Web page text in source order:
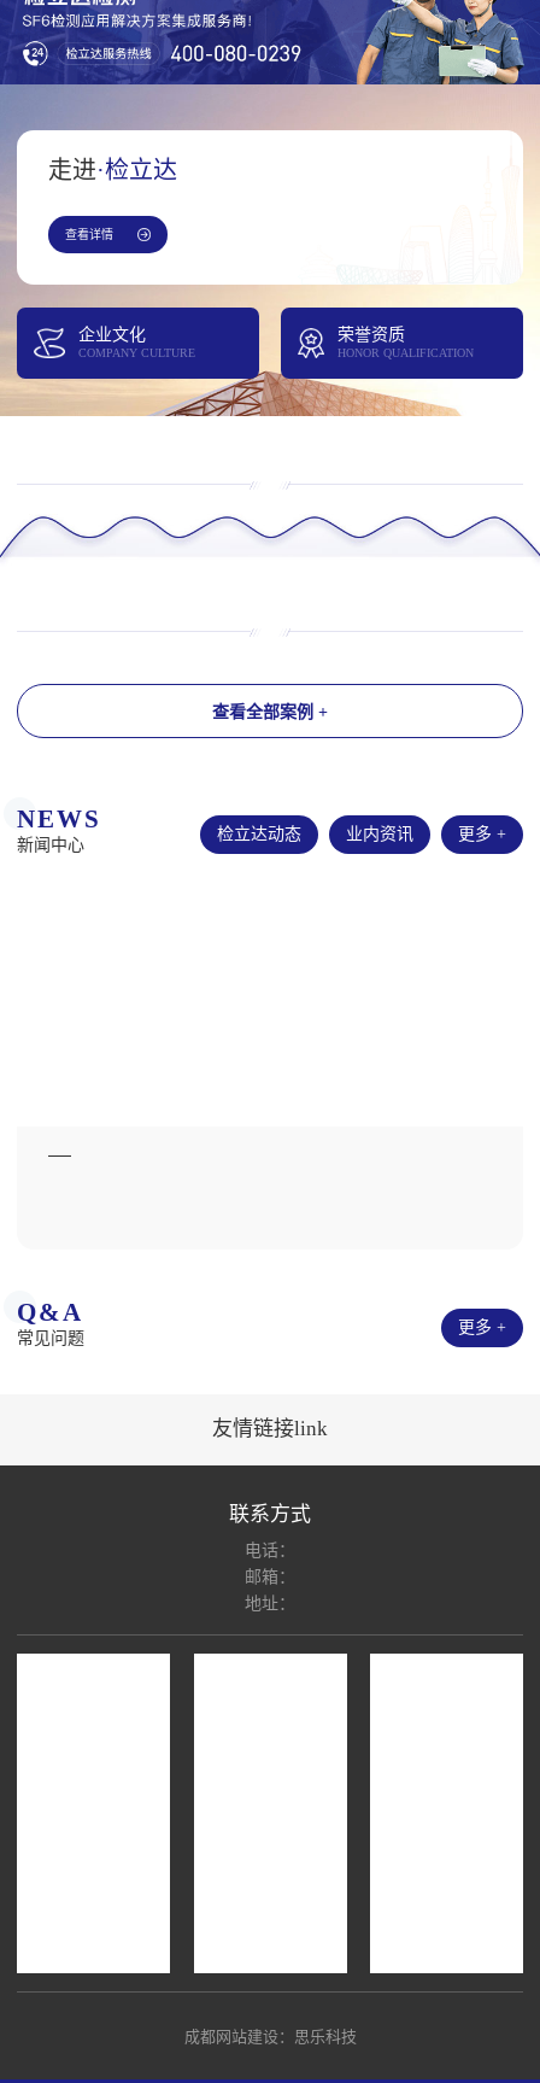
走进·检立达
查看详情
企业文化
COMPANY CULTURE
荣誉资质
HONOR QUALIFICATION
查看全部案例 +
NEWS
新闻中心
检立达动态 业内资讯 更多 +
Q&A
常见问题
更多 +
友情链接link
联系方式
电话：
邮箱：
地址：
成都网站建设：思乐科技